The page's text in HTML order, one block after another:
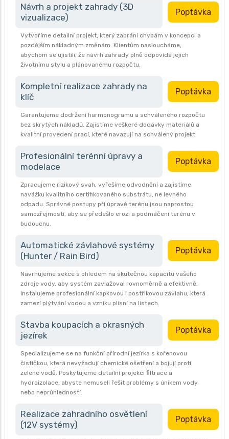
Návrh a projekt zahrady (3D
vizualizace)
Poptávka
Vytvoříme detailní projekt, který zabrání chybám v koncepci a
pozdějším nákladným změnám. Klientům nasloucháme,
abychom se ujistili, že návrh zahrady plně odpovídá jejich
životnímu stylu a plánovanému rozpočtu.
Kompletní realizace zahrady na
klíč
Poptávka
Garantujeme dodržení harmonogramu a schváleného rozpočtu
bez skrytých nákladů. Zajistíme veškeré dodávky materiálů a
kvalitní provedení prací, které navazují na schválený projekt.
Profesionální terénní úpravy a
modelace
Poptávka
Zpracujeme rizikový svah, vyřešíme odvodnění a zajistíme
navážku kvalitního certifikovaného substrátu, ne levného
odpadu. Správné postupy při úpravě terénu jsou naprostou
samozřejmostí, aby se předešlo erozi a podmáčení terénu v
budoucnu.
Automatické závlahové systémy
(Hunter / Rain Bird)
Poptávka
Navrhujeme sekce s ohledem na skutečnou kapacitu vašeho
zdroje vody, aby systém zavlažoval rovnoměrně a efektivně.
Instalujeme profesionální kapkovou i postřikovou závlahu, která
zamezí plýtvání vodou a vzniku plísní na listech.
Stavba koupacích a okrasných
jezírek
Poptávka
Specializujeme se na funkční přírodní jezírka s kořenovou
čističkou, která nevyžadují chemické ošetření a bojují proti
zelené vodě. Poskytujeme detailní projekci filtrace a
hydroizolace, abyste nemuseli řešit problémy s únikem vody
nebo neprůhledností.
Realizace zahradního osvětlení
(12V systémy)
Poptávka